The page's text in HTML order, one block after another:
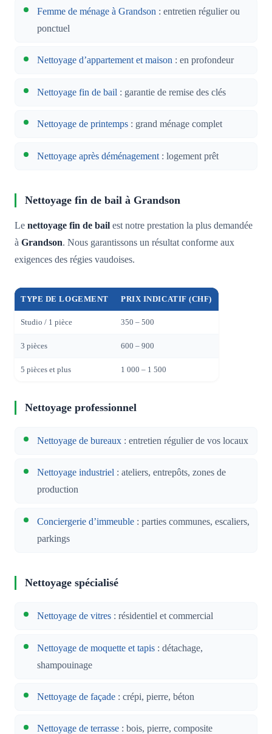
Femme de ménage à Grandson : entretien régulier ou
ponctuel
Nettoyage d’appartement et maison : en profondeur
Nettoyage fin de bail : garantie de remise des clés
Nettoyage de printemps : grand ménage complet
Nettoyage après déménagement : logement prêt
Nettoyage fin de bail à Grandson
Le nettoyage fin de bail est notre prestation la plus demandée
à Grandson. Nous garantissons un résultat conforme aux
exigences des régies vaudoises.
TYPE DE LOGEMENT PRIX INDICATIF (CHF)
Studio / 1 pièce 350 – 500
3 pièces 600 – 900
5 pièces et plus 1 000 – 1 500
Nettoyage professionnel
Nettoyage de bureaux : entretien régulier de vos locaux
Nettoyage industriel : ateliers, entrepôts, zones de
production
Conciergerie d’immeuble : parties communes, escaliers,
parkings
Nettoyage spécialisé
Nettoyage de vitres : résidentiel et commercial
Nettoyage de moquette et tapis : détachage,
shampouinage
Nettoyage de façade : crépi, pierre, béton
Nettoyage de terrasse : bois, pierre, composite